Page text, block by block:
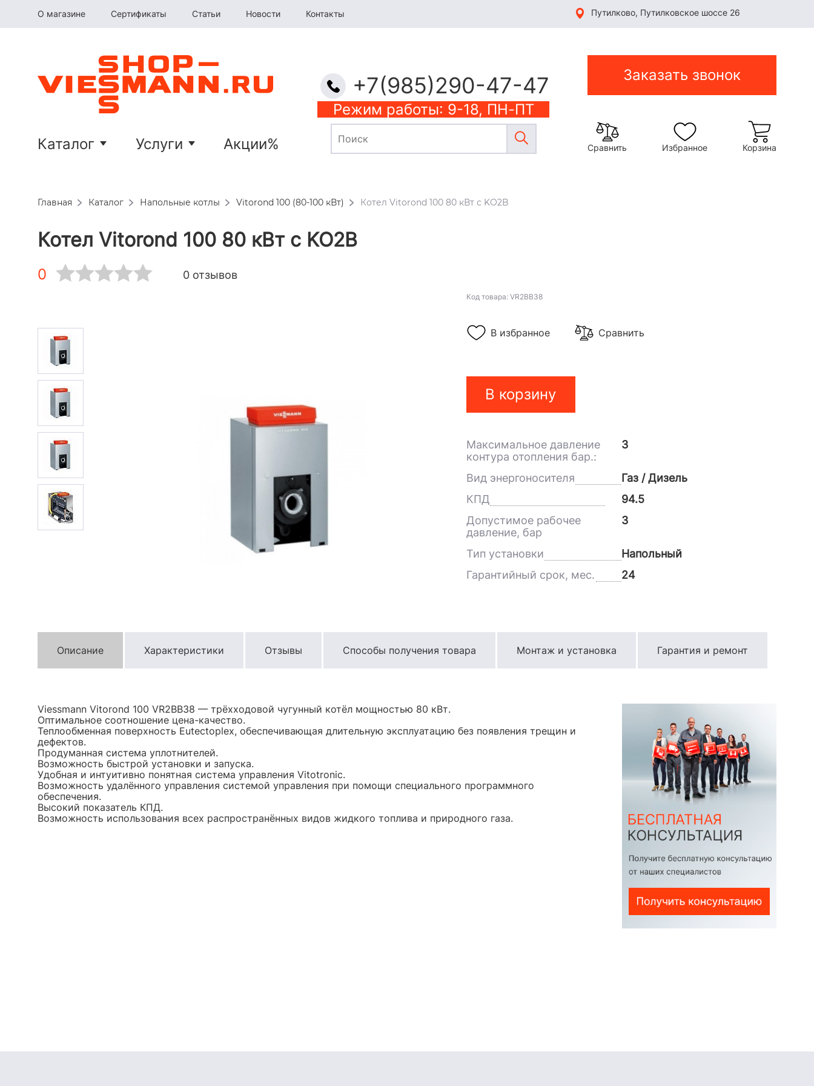
О магазине Сертификаты Статьи Новости Контакты Путилково, Путилковское шоссе 26
Каталог Услуги Акции%
+7(985)290-47-47
Режим работы: 9-18, ПН-ПТ
Заказать звонок
Сравнить Избранное Корзина
Главная Каталог Напольные котлы Vitorond 100 (80-100 кВт) Котел Vitorond 100 80 кВт с KO2B
Котел Vitorond 100 80 кВт с KO2B
0 0 отзывов
Код товара: VR2BB38
В избранное Сравнить
В корзину
Максимальное давление
контура отопления бар.:
3
Вид энергоносителя
Газ / Дизель
КПД
94.5
Допустимое рабочее
давление, бар
3
Тип установки
Напольный
Гарантийный срок, мес.
24
Описание Характеристики Отзывы Способы получения товара Монтаж и установка Гарантия и ремонт
Viessmann Vitorond 100 VR2BB38 — трёхходовой чугунный котёл мощностью 80 кВт.
Оптимальное соотношение цена-качество.
Теплообменная поверхность Eutectoplex, обеспечивающая длительную эксплуатацию без появления трещин и
дефектов.
Продуманная система уплотнителей.
Возможность быстрой установки и запуска.
Удобная и интуитивно понятная система управления Vitotronic.
Возможность удалённого управления системой управления при помощи специального программного
обеспечения.
Высокий показатель КПД.
Возможность использования всех распространённых видов жидкого топлива и природного газа.